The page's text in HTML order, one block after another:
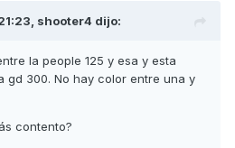
shooter4 dijo:
la people 125 y esa y esta
gd 300. No hay color entre una y
contento?